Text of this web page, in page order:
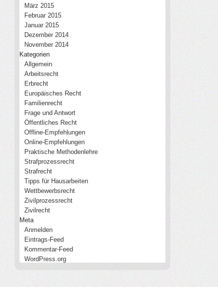
März 2015
Februar 2015
Januar 2015
Dezember 2014
November 2014
Kategorien
Allgemein
Arbeitsrecht
Erbrecht
Europäisches Recht
Familienrecht
Frage und Antwort
Öffentliches Recht
Offline-Empfehlungen
Online-Empfehlungen
Praktische Methodenlehre
Strafprozessrecht
Strafrecht
Tipps für Hausarbeiten
Wettbewerbsrecht
Zivilprozessrecht
Zivilrecht
Meta
Anmelden
Eintrags-Feed
Kommentar-Feed
WordPress.org